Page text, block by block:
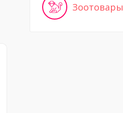
Зоотовары